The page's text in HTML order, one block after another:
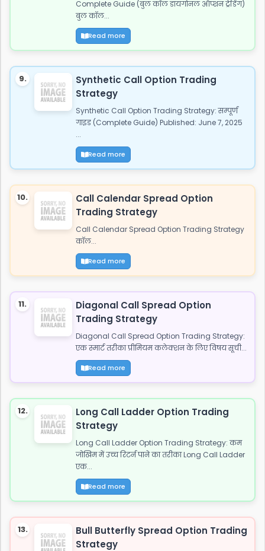
Complete Guide (बुल कॉल डायगोनल ऑप्शन ट्रेडिंग)
बुल कॉल...
Read more
9.
Synthetic Call Option Trading
Strategy
Synthetic Call Option Trading Strategy: सम्पूर्ण
गाइड (Complete Guide) Published: June 7, 2025
...
Read more
10.
Call Calendar Spread Option
Trading Strategy
Call Calendar Spread Option Trading Strategy
कॉल...
Read more
11.
Diagonal Call Spread Option
Trading Strategy
Diagonal Call Spread Option Trading Strategy:
एक स्मार्ट तरीका प्रीमियम कलेक्शन के लिए विषय सूची...
Read more
12.
Long Call Ladder Option Trading
Strategy
Long Call Ladder Option Trading Strategy: कम
जोखिम में उच्च रिटर्न पाने का तरीका Long Call Ladder
एक...
Read more
13.
Bull Butterfly Spread Option Trading
Strategy